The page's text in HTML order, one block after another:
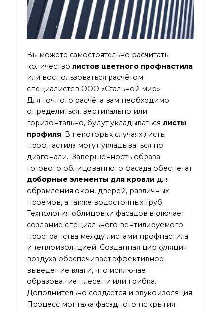
Вы можете самостоятельно расчитать
количестволистов цветного профнастила
или воспользоваться расчётом
специалистов ООО «Стальной мир».
Для точного расчёта вам необходимо
определиться, вертикально или
горизонтально, будут укладываться листы
профиля. В некоторых случаях листы
профнастила могут укладываться по
диагонали. Завершённость образа
готового облицованного фасада обеспечат
доборные элементы для кровли для
обрамления окон, дверей, различных
проёмов, а также водосточных труб.
Технология облицовки фасадов включает
создание специального вентилируемого
пространства между листами профнастила
и теплоизоляцией. Созданная циркуляция
воздуха обеспечивает эффективное
выведение влаги, что исключает
образование плесени или грибка.
Дополнительно создаётся и звукоизоляция.
Процесс монтажа фасадного покрытия